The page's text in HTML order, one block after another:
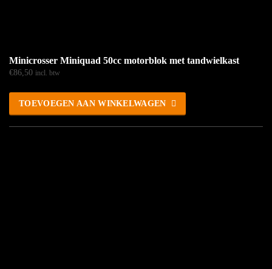
Minicrosser Miniquad 50cc motorblok met tandwielkast
€86,50 incl. btw
TOEVOEGEN AAN WINKELWAGEN